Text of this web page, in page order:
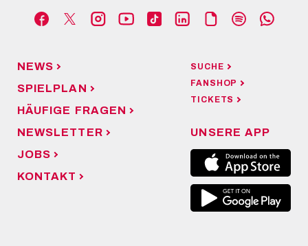
NEWS
SPIELPLAN
HÄUFIGE FRAGEN
NEWSLETTER
JOBS
KONTAKT
SUCHE
FANSHOP
TICKETS
UNSERE APP